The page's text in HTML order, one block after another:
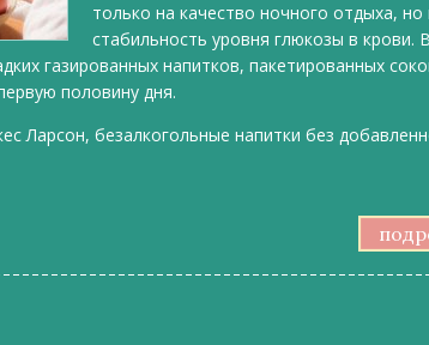
только на качество ночного отдыха, но
стабильность уровня глюкозы в крови.
газированных напитков, пакетированных
половину дня.
Ларсон, безалкогольные напитки без